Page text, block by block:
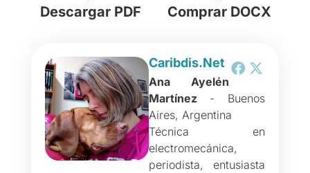
Descargar PDF Comprar DOCX
Caribdis.Net
Ana Ayelén
Martínez- Buenos
Aires, Argentina
Técnica en
electromecánica,
periodista, entusiasta